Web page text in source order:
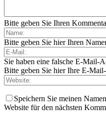
Bitte geben Sie Ihren
Bitte geben Sie hier Ihren
Sie haben eine falsche E-Mail-
Bitte geben Sie hier Ihre E-
Speichern Sie meinen
Website für den nächsten